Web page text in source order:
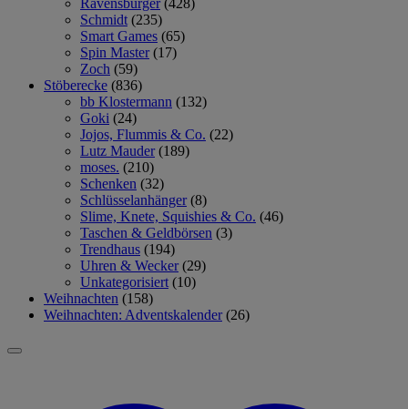
Ravensburger (428)
Schmidt (235)
Smart Games (65)
Spin Master (17)
Zoch (59)
Stöberecke (836)
bb Klostermann (132)
Goki (24)
Jojos, Flummis & Co. (22)
Lutz Mauder (189)
moses. (210)
Schenken (32)
Schlüsselanhänger (8)
Slime, Knete, Squishies & Co. (46)
Taschen & Geldbörsen (3)
Trendhaus (194)
Uhren & Wecker (29)
Unkategorisiert (10)
Weihnachten (158)
Weihnachten: Adventskalender (26)